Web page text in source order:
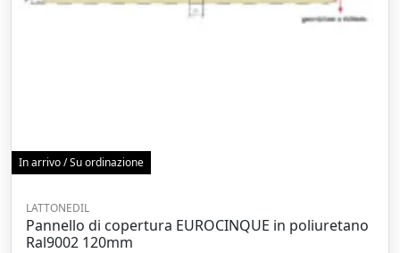
In arrivo / Su ordinazione
LATTONEDIL
Pannello di copertura EUROCINQUE in poliuretano
Ral9002 120mm